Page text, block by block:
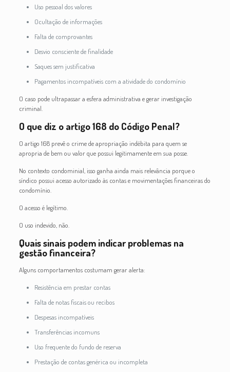
Uso pessoal dos valores
Ocultação de informações
Falta de comprovantes
Desvio consciente de finalidade
Saques sem justificativa
Pagamentos incompatíveis com a atividade do condomínio
O caso pode ultrapassar a esfera administrativa e gerar investigação
criminal.
O que diz o artigo 168 do Código Penal?
O artigo 168 prevê o crime de apropriação indébita para quem se
apropria de bem ou valor que possui legitimamente em sua posse.
No contexto condominial, isso ganha ainda mais relevância porque o
síndico possui acesso autorizado às contas e movimentações financeiras do
condomínio.
O acesso é legítimo.
O uso indevido, não.
Quais sinais podem indicar problemas na
gestão financeira?
Alguns comportamentos costumam gerar alerta:
Resistência em prestar contas
Falta de notas fiscais ou recibos
Despesas incompatíveis
Transferências incomuns
Uso frequente do fundo de reserva
Prestação de contas genérica ou incompleta